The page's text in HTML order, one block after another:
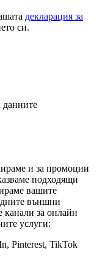
декларация за
си.
данните
и за промоции
подходящи
вашите
външни
канали за онлайн
услуги:
Pinterest, TikTok